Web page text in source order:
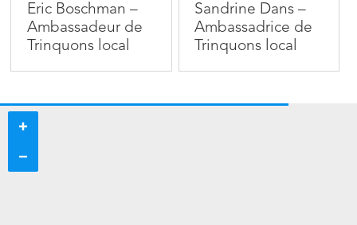
Eric Boschman –
Ambassadeur de
Trinquons local
Sandrine Dans –
Ambassadrice de
Trinquons local